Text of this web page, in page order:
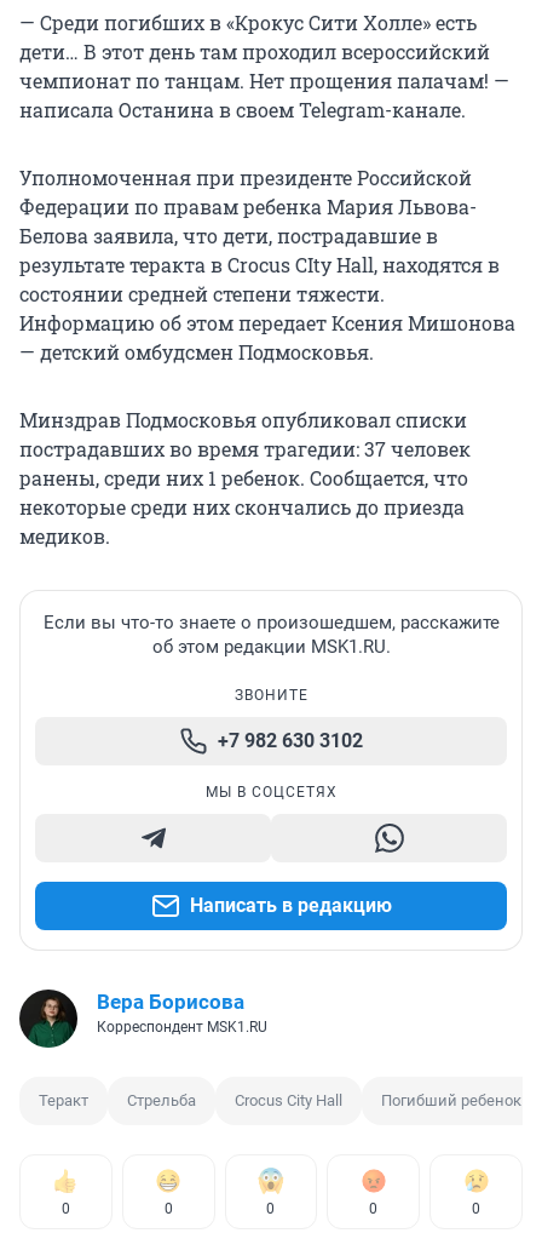
— Среди погибших в «Крокус Сити Холле» есть
дети… В этот день там проходил всероссийский
чемпионат по танцам. Нет прощения палачам! —
написала Останина в своем Telegram-канале.
Уполномоченная при президенте Российской
Федерации по правам ребенка Мария Львова-
Белова заявила, что дети, пострадавшие в
результате теракта в Crocus CIty Hall, находятся в
состоянии средней степени тяжести.
Информацию об этом передает Ксения Мишонова
— детский омбудсмен Подмосковья.
Минздрав Подмосковья опубликовал списки
пострадавших во время трагедии: 37 человек
ранены, среди них 1 ребенок. Сообщается, что
некоторые среди них скончались до приезда
медиков.
Если вы что-то знаете о произошедшем, расскажите
об этом редакции MSK1.RU.
ЗВОНИТЕ
+7 982 630 3102
МЫ В СОЦСЕТЯХ
Написать в редакцию
Вера Борисова
Корреспондент MSK1.RU
Теракт Стрельба Crocus City Hall Погибший ребенок
0 0 0 0 0